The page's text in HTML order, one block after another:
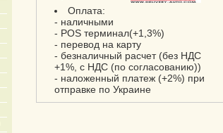
Оплата:
- наличными
- POS терминал(+1,3%)
- перевод на карту
- безналичный расчет (без НДС
+1%, с НДС (по согласованию))
- наложенный платеж (+2%) при
отправке по Украине